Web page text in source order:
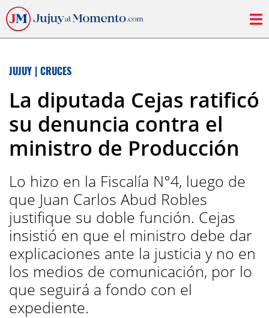
JUJUY | CRUCES
La diputada Cejas ratificó
su denuncia contra el
ministro de Producción
Lo hizo en la Fiscalía N°4, luego de
que Juan Carlos Abud Robles
justifique su doble función. Cejas
insistió en que el ministro debe dar
explicaciones ante la justicia y no en
los medios de comunicación, por lo
que seguirá a fondo con el
expediente.